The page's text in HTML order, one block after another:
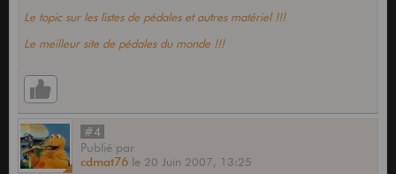
Le topic sur les listes de pédales et autres matériel !!!
Le meilleur site de pédales du monde !!!
#4
Publié par
cdmat76 le 20 Juin 2007, 13:25